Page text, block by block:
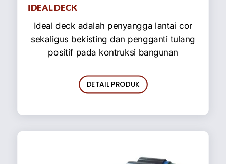
IDEAL DECK
Ideal deck adalah penyangga lantai cor
sekaligus bekisting dan pengganti tulang
positif pada kontruksi bangunan
DETAIL PRODUK